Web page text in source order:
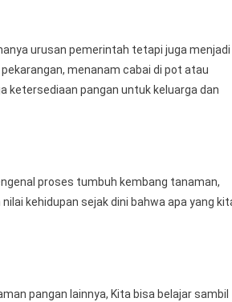
urusan pemerintah tetapi juga menjadi
menanam cabai di pot atau
ketersediaan pangan untuk keluarga dan
proses tumbuh kembang tanaman,
kehidupan sejak dini bahwa apa yang
pangan lainnya, Kita bisa belajar sambil